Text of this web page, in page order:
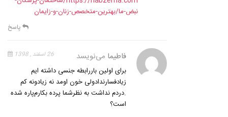
نبض-ما/بهترین-متخصص-زنان-و-زایمان
پاسخ
فاطیما می‌نویسد 26 اسفند , 1398
برای اولین باررابطه جنسی داشته ایم‌
زیادفسارندادولی خون اومد نه زیادونه کم
.دردم نداشت به نظرشما پرده بکارم‌پاره شده
است؟